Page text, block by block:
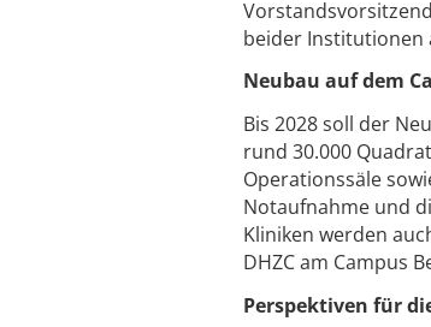
beider Institutionen
Neubau auf dem
Bis 2028 soll der
rund 30.000
Operationssäle
Notaufnahme und
Kliniken werden
DHZC am Campus
Perspektiven für